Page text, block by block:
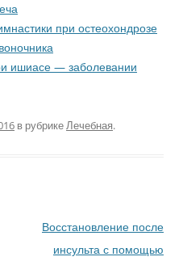
при остеохондрозе
ишиасе — заболевании
в рубрикеЛечебная.
Восстановление после
инсульта с помощью